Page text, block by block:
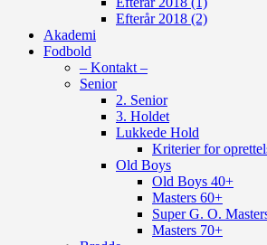
Efterår 2018 (2)
Akademi
Fodbold
– Kontakt –
Senior
2. Senior
3. Holdet
Lukkede Hold
Kriterier for
Old Boys
Old Boys 40+
Masters 60+
Super G. O.
Masters 70+